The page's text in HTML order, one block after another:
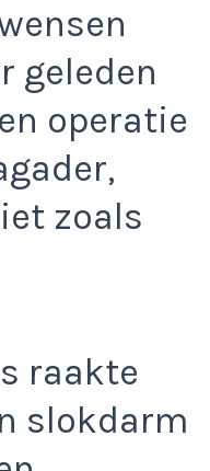
geleden
operatie
zoals
raakte
slokdarm